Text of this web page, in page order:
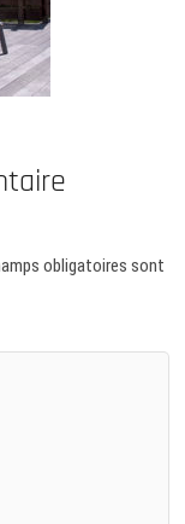
obligatoires sont